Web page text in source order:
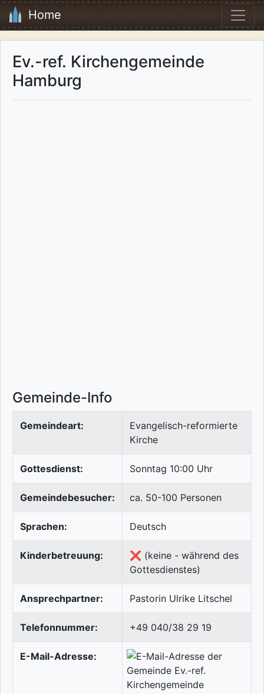
Home
Ev.-ref. Kirchengemeinde
Hamburg
Gemeinde-Info
Gemeindeart:
Evangelisch-reformierte
Kirche
Gottesdienst: Sonntag 10:00 Uhr
Gemeindebesucher: ca. 50-100 Personen
Sprachen: Deutsch
Kinderbetreuung:
❌ (keine - während des
Gottesdienstes)
Ansprechpartner: Pastorin Ulrike Litschel
Telefonnummer: +49 040/38 29 19
E-Mail-Adresse: